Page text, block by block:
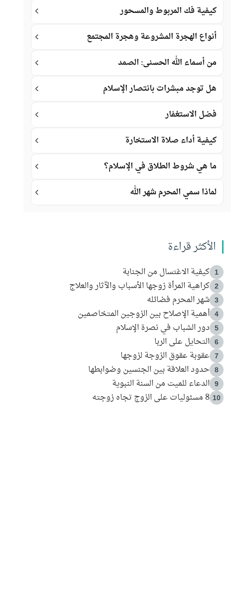
كيفية فك المربوط والمسحور
أنواع الهجرة المشروعة وهجرة المجتمع
من أسماء الله الحسنى: الصمد
هل توجد مبشرات بانتصار الإسلام
فضل الاستغفار
كيفية أداء صلاة الاستخارة
ما هي شروط الطلاق في الإسلام؟
لماذا سمي المحرم شهر الله
الأكثر قراءة
1 كيفية الاغتسال من الجنابة
2 كراهية المرأة زوجها الأسباب والآثار والعلاج
3 شهر المحرم فضائله
4 أهمية الإصلاح بين الزوجين المتخاصمين
5 دور الشباب في نصرة الإسلام
6 التحايل على الربا
7 عقوبة عقوق الزوجة لزوجها
8 حدود العلاقة بين الجنسين وضوابطها
9 الدعاء للميت من السنة النبوية
10 8 مسئوليات على الزوج تجاه زوجته